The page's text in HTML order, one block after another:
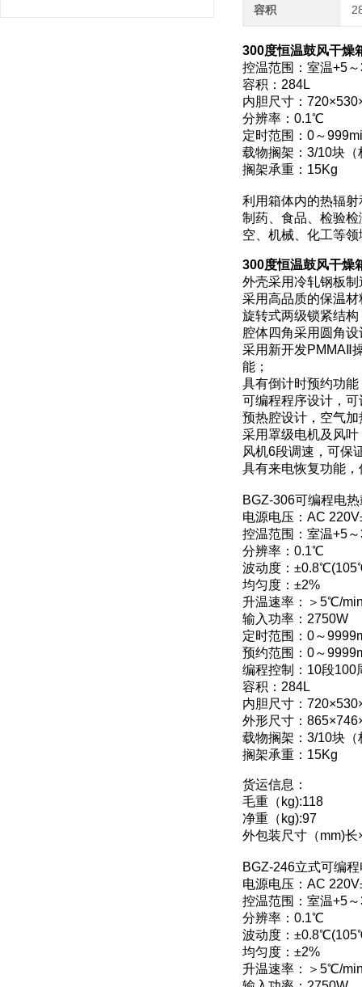
容积
300度恒温鼓风干燥
控温范围：室温+5
容积：284L
内胆尺寸：
分辨率：0.1℃
定时范围：0～
载物搁架：3/10块（
搁架承重：15Kg
利用箱体内的热辐
制药、食品、检验
空、机械、化工等领
300度恒温鼓风干燥
外壳采用冷轧钢板
采用高品质的保温
旋转式两级锁紧结
腔体四角采用圆角
采用新开发PMMAⅡ
能；
具有倒计时预约功能
可编程程序设计，
预热腔设计，空气
采用罩级电机及风
风机6段调速，可保
具有来电恢复功能
BGZ-306可编程电
电源电压：AC
控温范围：室温+5
分辨率：0.1℃
波动度：
均匀度：±2%
升温速率：＞5℃/
输入功率：2750W
定时范围：0～
预约范围：0～
编程控制：10段100
容积：284L
内胆尺寸：
外形尺寸：
载物搁架：3/10块（
搁架承重：15Kg
货运信息：
毛重（kg):118
净重（kg):97
外包装尺寸（mm)
BGZ-246立式可编
电源电压：AC
控温范围：室温+5
分辨率：0.1℃
波动度：
均匀度：±2%
升温速率：＞5℃/